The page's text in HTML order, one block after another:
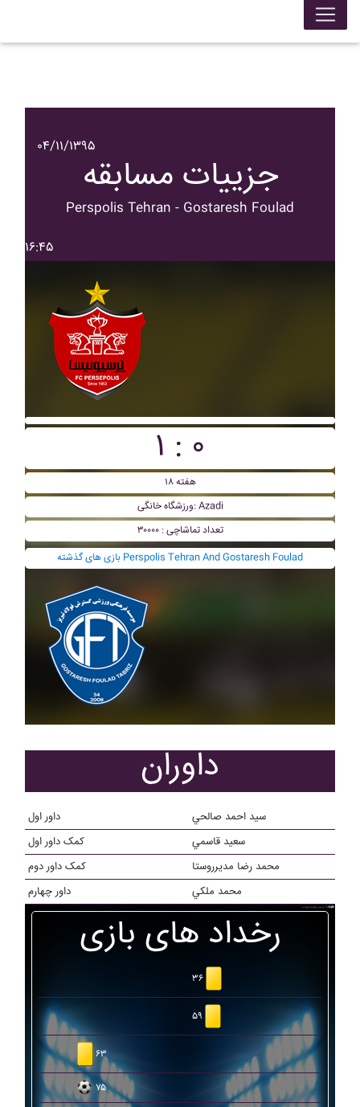
۰۴/۱۱/۱۳۹۵
جزییات مسابقه
Perspolis Tehran - Gostaresh Foulad
۱۶:۴۵
۱ : ۰
هفته ۱۸
ورزشگاه خانگی: Azadi
تعداد تماشاچی : ۳۰۰۰۰
بازی های گذشته Perspolis Tehran And Gostaresh Foulad
داوران
داور اول
سيد احمد صالحي
کمک داور اول
سعيد قاسمي
کمک داور دوم
محمد رضا مديرروستا
داور چهارم
محمد ملکي
رخداد های بازی
۳۶
۵۹
۶۳
۷۵